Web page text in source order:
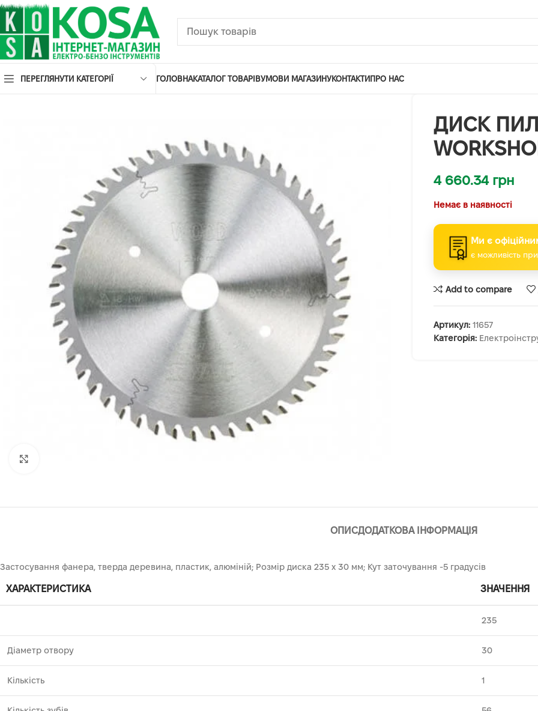
ПЕРЕГЛЯНУТИ КАТЕГОРІЇ ГОЛОВНАКАТАЛОГ ТОВАРІВУМОВИ МАГАЗИНУКОНТАКТИПРО НАС
ДИСК
4 660.34 грн
Немає в наявності
Ми є
є можливість
Add to compare
Артикул: 11657
Категорія:
ОПИСДОДАТКОВА ІНФОРМАЦІЯ
Застосування фанера, тверда деревина, пластик, алюміній; Розмір диска 235 х 30 мм; Кут заточування -5 градусів
ХАРАКТЕРИСТИКА ЗНАЧЕННЯ
235
Діаметр отвору 30
Кількість 1